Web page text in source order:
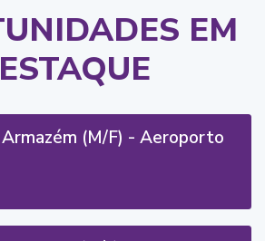
EM
(M/F) - Aeroporto